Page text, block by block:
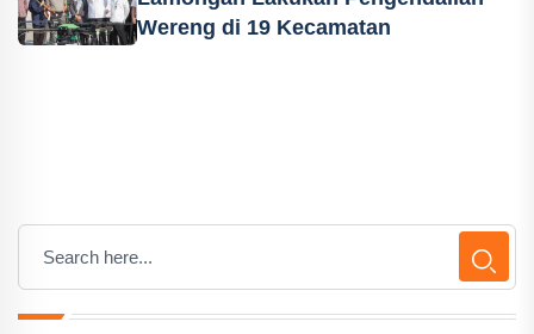
Wereng di 19 Kecamatan